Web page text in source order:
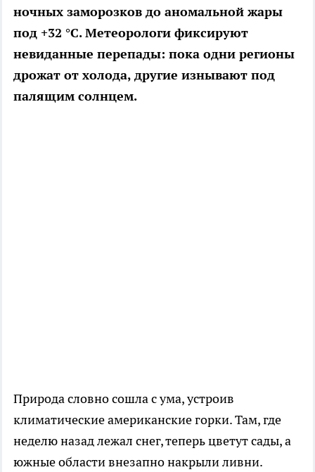
ночных заморозков до аномальной жары
под +32 °C. Метеорологи фиксируют
невиданные перепады: пока одни регионы
дрожат от холода, другие изнывают под
палящим солнцем.
Природа словно сошла с ума, устроив
климатические американские горки. Там, где
неделю назад лежал снег, теперь цветут сады, а
южные области внезапно накрыли ливни.